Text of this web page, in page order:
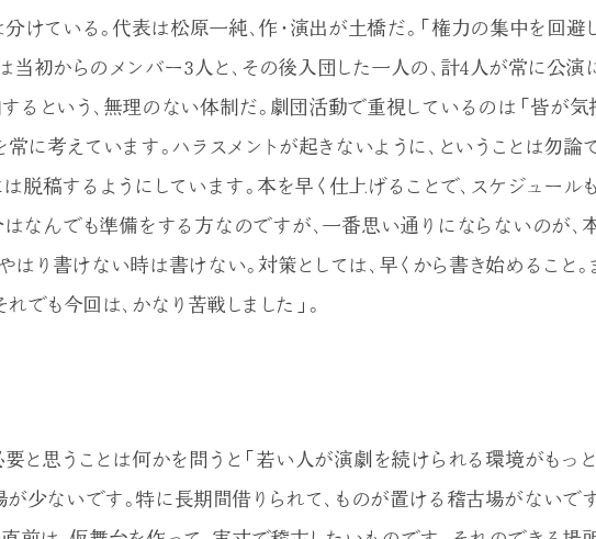
けている。代表は松原一純、作・演出が土橋だ。「権力の集中を回避
当初からのメンバー3人と、その後入団した一人の、計4人が常に公演
るという、無理のない体制だ。劇団活動で重視しているのは「皆が気
に考えています。ハラスメントが起きないように、ということは勿論
脱稿するようにしています。本を早く仕上げることで、スケジュール
はなんでも準備をする方なのですが、一番思い通りにならないのが、
はり書けない時は書けない。対策としては、早くから書き始めること。
でも今回は、かなり苦戦しました」。
と思うことは何かを問うと「若い人が演劇を続けられる環境がもっ
が少ないです。特に長期間借りられて、ものが置ける稽古場がないで